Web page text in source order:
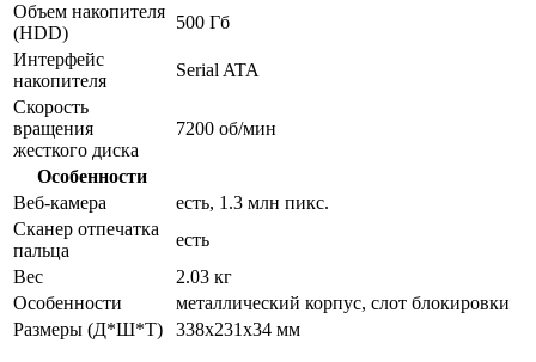
Объем накопителя
(HDD)
500 Гб
Интерфейс
накопителя
Serial ATA
Скорость
вращения
жесткого диска
7200 об/мин
Особенности
Веб-камера
есть, 1.3 млн пикс.
Сканер отпечатка
пальца
есть
Вес
2.03 кг
Особенности
металлический корпус, слот блокировки
Размеры (Д*Ш*Т)
338x231x34 мм